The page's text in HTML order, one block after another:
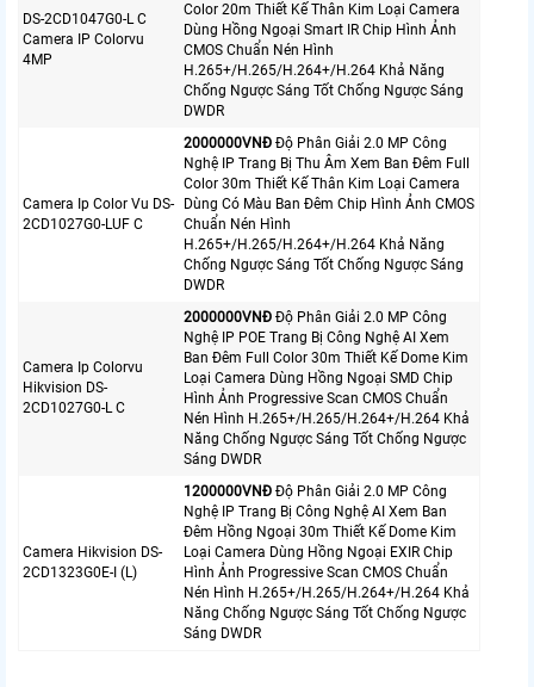
DS-2CD1047G0-L C
Camera IP Colorvu
4MP
Color 20m Thiết Kế Thân Kim Loại Camera
Dùng Hồng Ngoại Smart IR Chip Hình Ảnh
CMOS Chuẩn Nén Hình
H.265+/H.265/H.264+/H.264 Khả Năng
Chống Ngược Sáng Tốt Chống Ngược Sáng
DWDR
Camera Ip Color Vu DS-
2CD1027G0-LUF C
2000000VNÐ Độ Phân Giải 2.0 MP Công
Nghệ IP Trang Bị Thu Âm Xem Ban Đêm Full
Color 30m Thiết Kế Thân Kim Loại Camera
Dùng Có Màu Ban Đêm Chip Hình Ảnh CMOS
Chuẩn Nén Hình
H.265+/H.265/H.264+/H.264 Khả Năng
Chống Ngược Sáng Tốt Chống Ngược Sáng
DWDR
Camera Ip Colorvu
Hikvision DS-
2CD1027G0-L C
2000000VNÐ Độ Phân Giải 2.0 MP Công
Nghệ IP POE Trang Bị Công Nghệ AI Xem
Ban Đêm Full Color 30m Thiết Kế Dome Kim
Loại Camera Dùng Hồng Ngoại SMD Chip
Hình Ảnh Progressive Scan CMOS Chuẩn
Nén Hình H.265+/H.265/H.264+/H.264 Khả
Năng Chống Ngược Sáng Tốt Chống Ngược
Sáng DWDR
Camera Hikvision DS-
2CD1323G0E-I (L)
1200000VNÐ Độ Phân Giải 2.0 MP Công
Nghệ IP Trang Bị Công Nghệ AI Xem Ban
Đêm Hồng Ngoại 30m Thiết Kế Dome Kim
Loại Camera Dùng Hồng Ngoại EXIR Chip
Hình Ảnh Progressive Scan CMOS Chuẩn
Nén Hình H.265+/H.265/H.264+/H.264 Khả
Năng Chống Ngược Sáng Tốt Chống Ngược
Sáng DWDR